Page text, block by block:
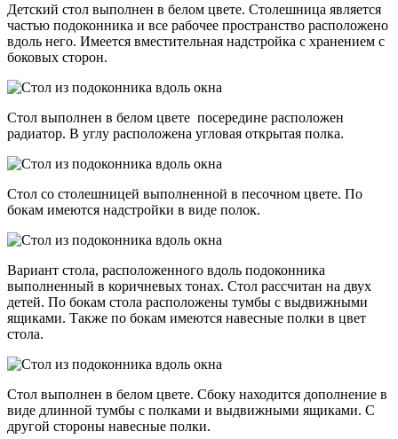
Детский стол выполнен в белом цвете. Столешница является
частью подоконника и все рабочее пространство расположено
вдоль него. Имеется вместительная надстройка с хранением с
боковых сторон.
Стол выполнен в белом цвете посередине расположен
радиатор. В углу расположена угловая открытая полка.
Стол со столешницей выполненной в песочном цвете. По
бокам имеются надстройки в виде полок.
Вариант стола, расположенного вдоль подоконника
выполненный в коричневых тонах. Стол рассчитан на двух
детей. По бокам стола расположены тумбы с выдвижными
ящиками. Также по бокам имеются навесные полки в цвет
стола.
Стол выполнен в белом цвете. Сбоку находится дополнение в
виде длинной тумбы с полками и выдвижными ящиками. С
другой стороны навесные полки.